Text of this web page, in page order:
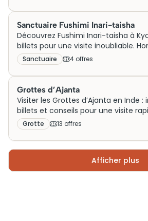
Sanctuaire Fushimi Inari-taisha
Découvrez Fushimi Inari-taisha à
billets pour une visite inoubliable.
inclus. Visiter n'a jamais été aussi
Sanctuaire 4 offres
Grottes d’Ajanta
Visiter les Grottes d’Ajanta en Inde :
billets et conseils pour une visite
meilleur prix pour tous sans tarder!!
Grotte 13 offres
Afficher plus